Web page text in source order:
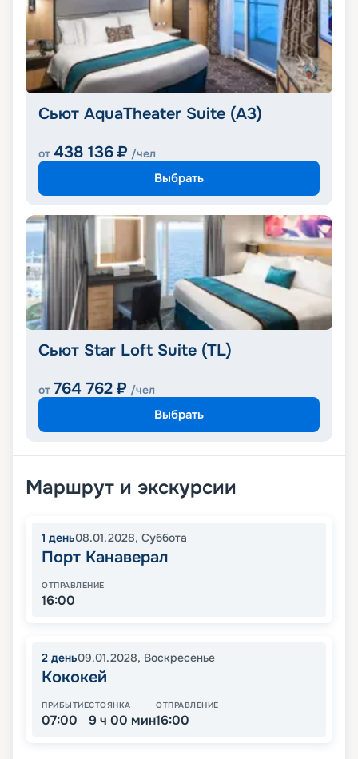
Сьют AquaTheater Suite (A3)
от 438 136 ₽ /чел
Выбрать
Сьют Star Loft Suite (TL)
от 764 762 ₽ /чел
Выбрать
Маршрут и экскурсии
1 день08.01.2028, Суббота
Порт Канаверал
ОТПРАВЛЕНИЕ
16:00
2 день09.01.2028, Воскресенье
Кококей
ПРИБЫТИЕ
07:00
СТОЯНКА
9 ч 00 мин
ОТПРАВЛЕНИЕ
16:00